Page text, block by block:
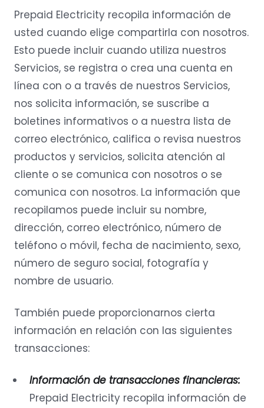
Prepaid Electricity recopila información de
usted cuando elige compartirla con nosotros.
Esto puede incluir cuando utiliza nuestros
Servicios, se registra o crea una cuenta en
línea con o a través de nuestros Servicios,
nos solicita información, se suscribe a
boletines informativos o a nuestra lista de
correo electrónico, califica o revisa nuestros
productos y servicios, solicita atención al
cliente o se comunica con nosotros o se
comunica con nosotros. La información que
recopilamos puede incluir su nombre,
dirección, correo electrónico, número de
teléfono o móvil, fecha de nacimiento, sexo,
número de seguro social, fotografía y
nombre de usuario.
También puede proporcionarnos cierta
información en relación con las siguientes
transacciones:
Información de transacciones financieras:
Prepaid Electricity recopila información de